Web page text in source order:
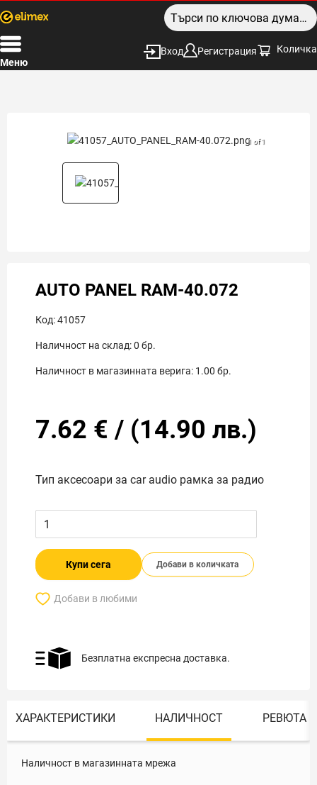
Меню
Вход Регистрация Количка
1 of 1
AUTO PANEL RAM-40.072
Код:41057
Наличност на склад:0 бр.
Наличност в магазинната верига: 1.00 бр.
7.62 € / (14.90 лв.)
Тип аксесоари за car audio рамка за радио
Купи сега Добави в количката
Добави в любими
Безплатна експресна доставка.
ХАРАКТЕРИСТИКИ НАЛИЧНОСТ РЕВЮТА
Наличност в магазинната мрежа